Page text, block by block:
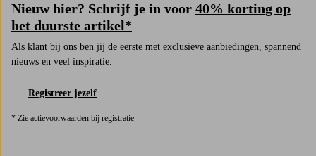
Nieuw hier? Schrijf je in voor 40% korting op
het duurste artikel*
Als klant bij ons ben jij de eerste met exclusieve aanbiedingen, spannend
nieuws en veel inspiratie.
Registreer jezelf
* Zie actievoorwaarden bij registratie